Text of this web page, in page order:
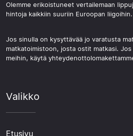
Olemme erikoistuneet vertailemaan
hintoja kaikkiin suuriin Euroopan liigoihin.
Jos sinulla on kysyttävää jo varatusta
matkatoimistoon, josta ostit matkasi.
meihin, käytä
Valikko
Etusivu